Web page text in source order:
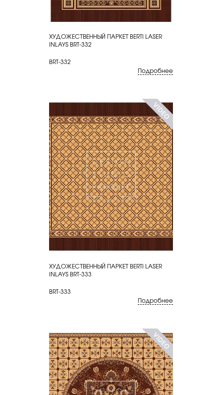
КУПИТЬ
ХУДОЖЕСТВЕННЫЙ ПАРКЕТ BERTI LASER
INLAYS BRT-332
BRT-332
Подробнее
КУПИТЬ
ХУДОЖЕСТВЕННЫЙ ПАРКЕТ BERTI LASER
INLAYS BRT-333
BRT-333
Подробнее